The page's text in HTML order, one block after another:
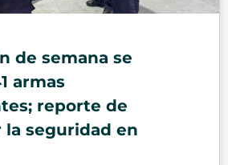
de semana se
armas
reporte de
la seguridad en